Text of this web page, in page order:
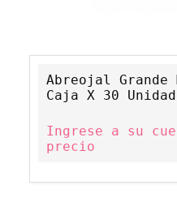
Abreojal Grande
Caja X 30
Ingrese a su
precio